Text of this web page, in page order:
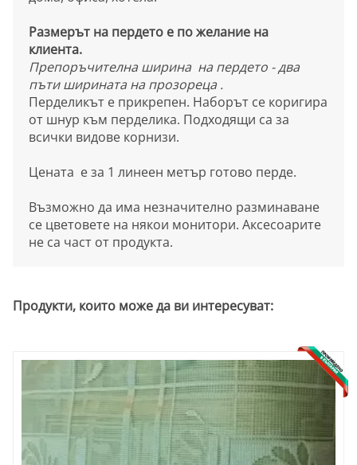
Размерът на пердето е по желание на
клиента.
Препоръчителна ширина на пердето - два
пъти ширината на прозореца .
Перделикът е прикрепен. Наборът се коригира
от шнур към перделика. Подходящи са за
всички видове корнизи.
Цената е за 1 линеен метър готово перде.
Възможно да има незначително разминаване
се цветовете на някои монитори. Аксесоарите
не са част от продукта.
Продукти, които може да ви интересуват: